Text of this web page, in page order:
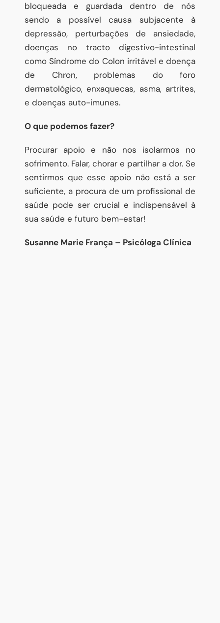
bloqueada e guardada dentro de nós
sendo a possível causa subjacente à
depressão, perturbações de ansiedade,
doenças no tracto digestivo-intestinal
como Síndrome do Colon irritável e doença
de Chron, problemas do foro
dermatológico, enxaquecas, asma, artrites,
e doenças auto-imunes.
O que podemos fazer?
Procurar apoio e não nos isolarmos no
sofrimento. Falar, chorar e partilhar a dor. Se
sentirmos que esse apoio não está a ser
suficiente, a procura de um profissional de
saúde pode ser crucial e indispensável à
sua saúde e futuro bem-estar!
Susanne Marie França – Psicóloga Clínica